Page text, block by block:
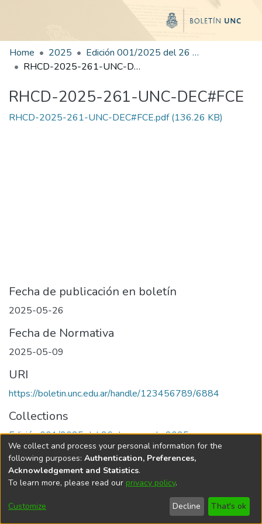
Home 2025
Edición 001/2025 del 26 de mayo de 2025
RHCD-2025-261-UNC-DEC#FCE
RHCD-2025-261-UNC-DEC#FCE
RHCD-2025-261-UNC-DEC#FCE.pdf(136.26 KB)
Fecha de publicación en boletín
2025-05-26
Fecha de Normativa
2025-05-09
URI
https://boletin.unc.edu.ar/handle/123456789/6884
Collections
Edición 001/2025 del 26 de mayo de 2025
Universidad Nacional de Córdoba
We collect and process your personal information for the
following purposes: Authentication, Preferences,
Acknowledgement and Statistics.
To learn more, please read our privacy policy.
Customize Decline That's ok